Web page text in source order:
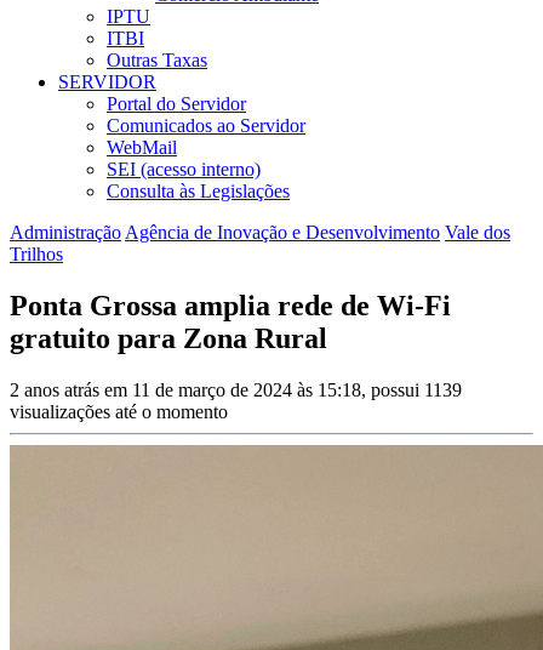
IPTU
ITBI
Outras Taxas
SERVIDOR
Portal do Servidor
Comunicados ao Servidor
WebMail
SEI (acesso interno)
Consulta às Legislações
Administração Agência de Inovação e Desenvolvimento Vale dos
Trilhos
Ponta Grossa amplia rede de Wi-Fi
gratuito para Zona Rural
2 anos atrás em 11 de março de 2024 às 15:18, possui 1139
visualizações até o momento